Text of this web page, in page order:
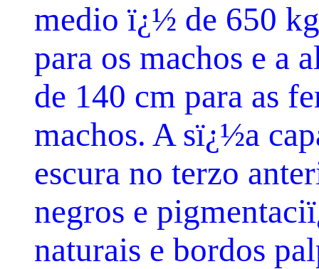
medio ï¿½ de 650
para os machos e a
de 140 cm para as
machos. A sï¿½a
escura no terzo
negros e
naturais e bordos